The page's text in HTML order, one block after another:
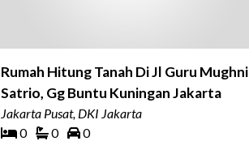
Rumah Hitung Tanah Di Jl Guru Mughni
Satrio, Gg Buntu Kuningan Jakarta
Jakarta Pusat, DKI Jakarta
0
0 0